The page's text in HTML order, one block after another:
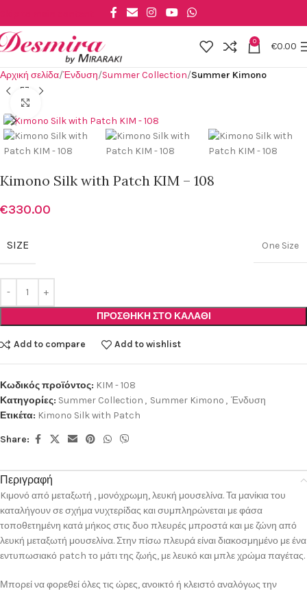
0 €0.00
Αρχική σελίδα Ένδυση Summer Collection Summer Kimono
Kimono Silk with Patch KIM – 108
€330.00
SIZE One Size
ΠΡΟΣΘΉΚΗ ΣΤΟ ΚΑΛΆΘΙ
Add to compare Add to wishlist
Κωδικός προϊόντος: KIM - 108
Κατηγορίες: Summer Collection , Summer Kimono , Ένδυση
Ετικέτα: Kimono Silk with Patch
Share:
Περιγραφή
Kιμονό από μεταξωτή , μονόχρωμη, λευκή μουσελίνα. Τα μανίκια του
καταλήγουν σε σχήμα νυχτερίδας και συμπληρώνεται με φάσα
τοποθετημένη κατά μήκος στις δυο πλευρές μπροστά και με ζώνη από
λευκή μεταξωτή μουσελίνα. Στην πίσω πλευρά είναι διακοσμημένο με ένα
εντυπωσιακό patch το μάτι της ζωής, με λευκό και μπλε χρώμα παγέτας.
Μπορεί να φορεθεί όλες τις ώρες, ανοικτό ή κλειστό αναλόγως την